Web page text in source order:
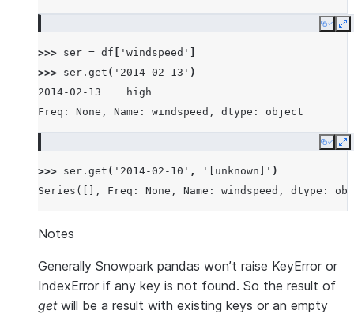
Copy
>>> ser = df 'windspeed'
>>> ser . get ( '2014-02-13' )
2014-02-13    high
Freq: None, Name: windspeed, dtype: object
Copy
>>> ser . get ( '2014-02-10' , '[unknown]' )
Series([], Freq: None, Name: windspeed, dtype:
Notes
Generally Snowpark pandas won’t raise KeyError or
IndexError if any key is not found. So the result of
getwill be a result with existing keys or an empty